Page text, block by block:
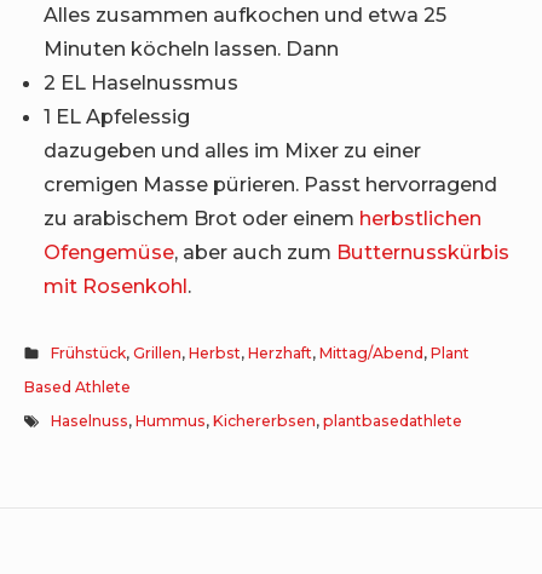
Alles zusammen aufkochen und etwa 25
Minuten köcheln lassen. Dann
2 EL Haselnussmus
1 EL Apfelessig
dazugeben und alles im Mixer zu einer
cremigen Masse pürieren. Passt hervorragend
zu arabischem Brot oder einem herbstlichen
Ofengemüse, aber auch zum Butternusskürbis
mit Rosenkohl.
Frühstück,Grillen,Herbst,Herzhaft,Mittag/Abend ,Plant
Based Athlete
Haselnuss,Hummus,Kichererbsen,plantbasedathlete